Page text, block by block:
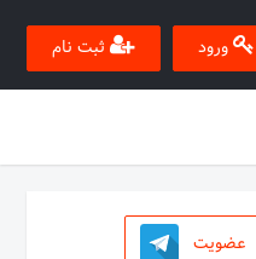
ورود ثبت نام
عضویت